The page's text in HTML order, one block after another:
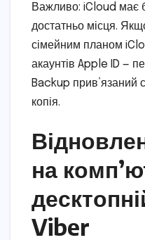
Важливо: iCloud має
достатньо місця.
сімейним планом
акаунтів Apple ID —
Backup прив’язаний
копія.
на
Viber